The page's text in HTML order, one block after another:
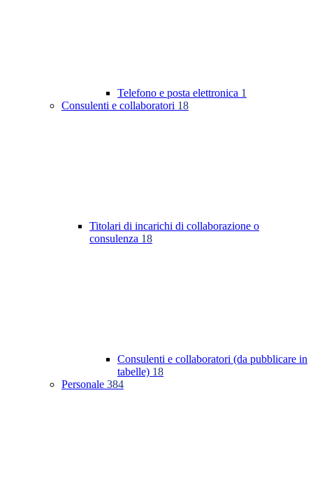
Telefono e posta elettronica 1
Consulenti e collaboratori 18
Titolari di incarichi di collaborazione o
consulenza 18
Consulenti e collaboratori (da pubblicare in
tabelle) 18
Personale 384